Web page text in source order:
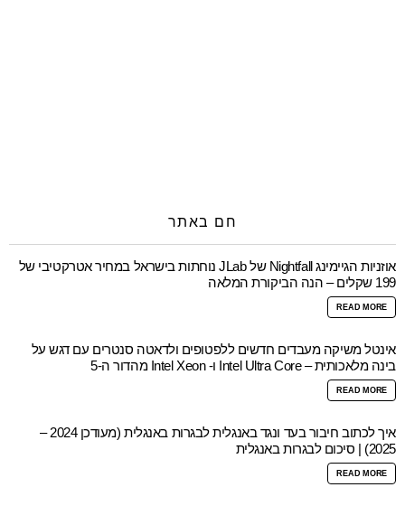
חם באתר
אוזניות הגיימינג Nightfall של JLab נוחתות בישראל במחיר אטרקטיבי של
199 שקלים – הנה הביקורת המלאה
READ MORE
אינטל משיקה מעבדים חדשים ללפטופים ולדאטה סנטרים עם דגש על
בינה מלאכותית – Intel Ultra Core ו- Intel Xeon מהדור ה-5
READ MORE
איך לכתוב חיבור בעד ונגד באנגלית לבגרות באנגלית (מעודכן 2024 –
2025) | סיכום לבגרות באנגלית
READ MORE